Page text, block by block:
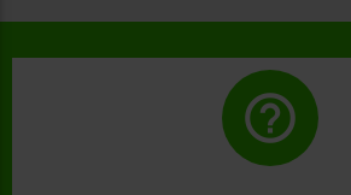
help_outline